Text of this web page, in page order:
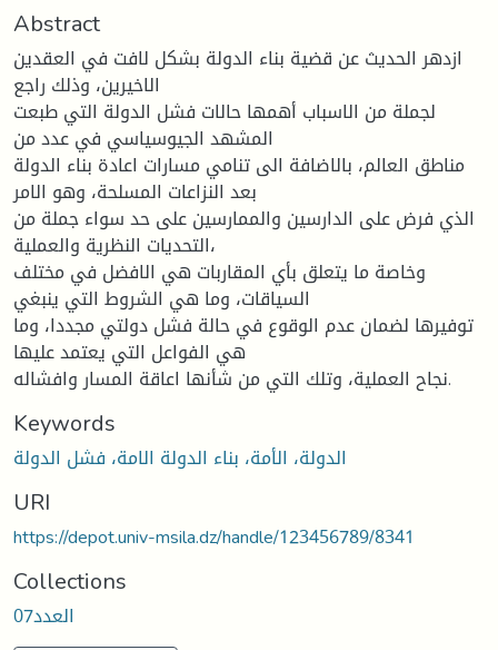
Abstract
ازدهر الحديث عن قضية بناء الدولة بشكل لافت في العقدين
الاخيرين، وذلك راجع
لجملة من الاسباب أهمها حالات فشل الدولة التي طبعت
المشهد الجيوسياسي في عدد من
مناطق العالم، بالاضافة الى تنامي مسارات اعادة بناء الدولة
بعد النزاعات المسلحة، وهو الامر
الذي فرض على الدارسين والممارسين على حد سواء جملة من
التحديات النظرية والعملية،
وخاصة ما يتعلق بأي المقاربات هي الافضل في مختلف
السياقات، وما هي الشروط التي ينبغي
توفيرها لضمان عدم الوقوع في حالة فشل دولتي مجددا، وما
هي الفواعل التي يعتمد عليها
نجاح العملية، وتلك التي من شأنها اعاقة المسار وافشاله.
Keywords
الدولة، الأمة، بناء الدولة الامة، فشل الدولة
URI
https://depot.univ-msila.dz/handle/123456789/8341
Collections
العدد07